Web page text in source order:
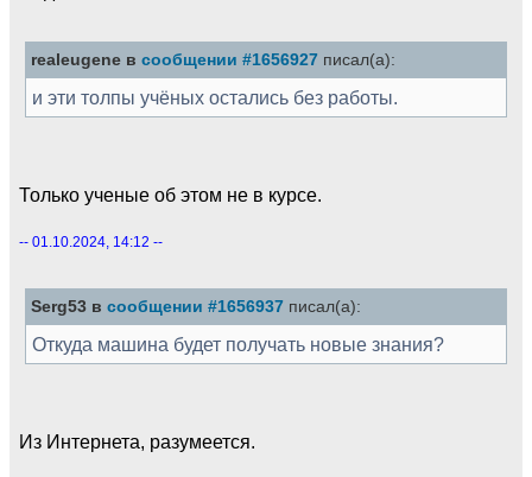
realeugene в сообщении #1656927 писал(а):
и эти толпы учёных остались без работы.
Только ученые об этом не в курсе.
-- 01.10.2024, 14:12 --
Serg53 в сообщении #1656937 писал(а):
Откуда машина будет получать новые знания?
Из Интернета, разумеется.